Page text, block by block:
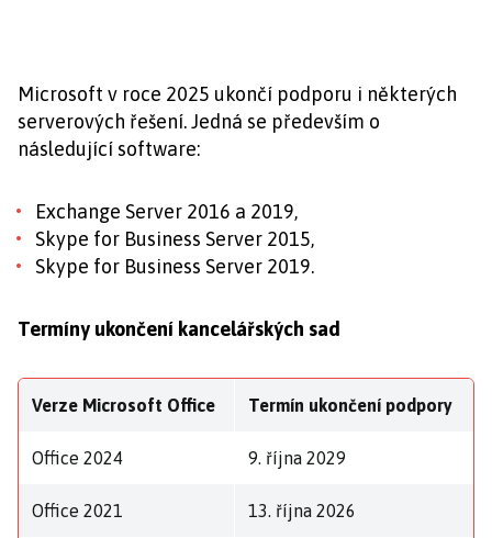
Microsoft v roce 2025 ukončí podporu i některých
serverových řešení. Jedná se především o
následující software:
Exchange Server 2016 a 2019,
Skype for Business Server 2015,
Skype for Business Server 2019.
Termíny ukončení kancelářských sad
Verze Microsoft Office Termín ukončení podpory
Office 2024 9. října 2029
Office 2021 13. října 2026